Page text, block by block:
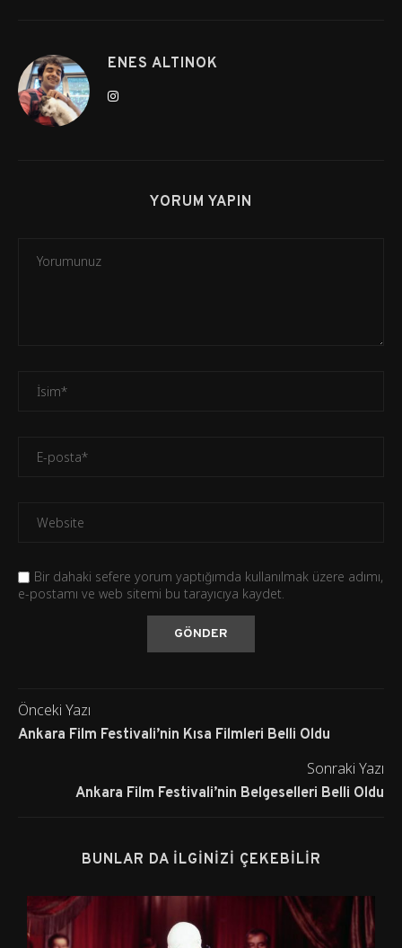
ENES ALTINOK
YORUM YAPIN
Bir dahaki sefere yorum yaptığımda kullanılmak üzere adımı,
e-postamı ve web sitemi bu tarayıcıya kaydet.
Önceki Yazı
Ankara Film Festivali’nin Kısa Filmleri Belli Oldu
Sonraki Yazı
Ankara Film Festivali’nin Belgeselleri Belli Oldu
BUNLAR DA İLGINIZI ÇEKEBILIR